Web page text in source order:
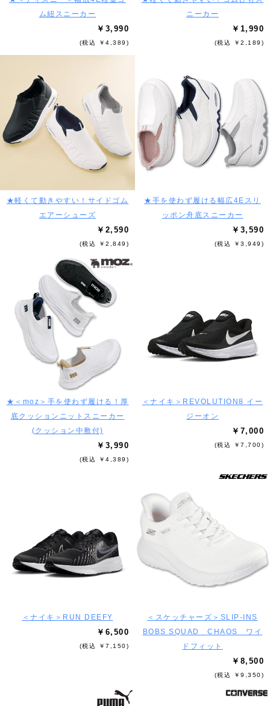
ム紐スニーカー
￥3,990
(税込 ￥4,389)
ニーカー
￥1,990
(税込 ￥2,189)
★軽くて動きやすい！サイドゴム
エアーシューズ
￥2,590
(税込 ￥2,849)
★手を使わず履ける幅広4Eスリ
ッポン舟底スニーカー
￥3,590
(税込 ￥3,949)
★＜moz＞手を使わず履ける！厚
底クッションニットスニーカー
(クッション中敷付)
￥3,990
(税込 ￥4,389)
＜ナイキ＞REVOLUTION8 イー
ジーオン
￥7,000
(税込 ￥7,700)
＜ナイキ＞RUN DEEFY
￥6,500
(税込 ￥7,150)
＜スケッチャーズ＞SLIP-INS
BOBS SQUAD CHAOS ワイ
ドフィット
￥8,500
(税込 ￥9,350)